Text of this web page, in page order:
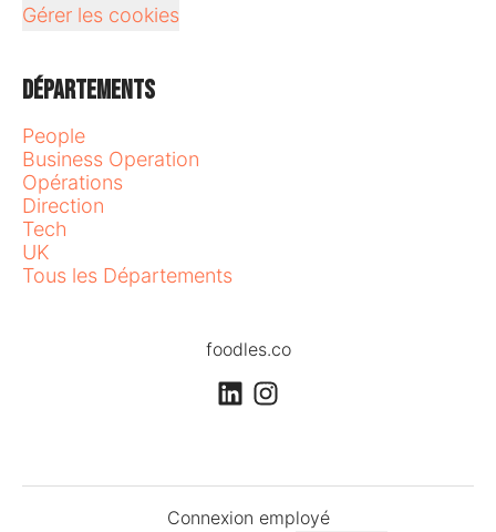
Gérer les cookies
Départements
People
Business Operation
Opérations
Direction
Tech
UK
Tous les Départements
foodles.co
Connexion employé